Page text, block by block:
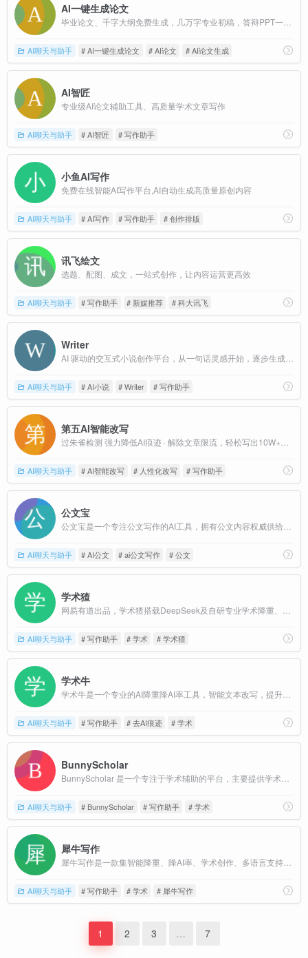
AI一键生成论文
AI聊天与助手 # AI一键生成论文 # AI论文 # AI论文生成
AI智匠
专业级AI论文辅助工具、高质量学术文章写作
AI聊天与助手 # AI智匠 # 写作助手
小鱼AI写作
免费在线智能AI写作平台,AI自动生成高质量原创内容
AI聊天与助手 # AI写作 # 写作助手 # 创作排版
讯飞绘文
选题、配图、成文，一站式创作，让内容运营更高效
AI聊天与助手 # 写作助手 # 新媒推荐 # 科大讯飞
Writer
AI聊天与助手 # AI小说 # Writer # 写作助手
第五AI智能改写
AI聊天与助手 # AI智能改写 # 人性化改写 # 写作助手
公文宝
AI聊天与助手 # AI公文 # ai公文写作 # 公文
学术猹
AI聊天与助手 # 写作助手 # 学术 # 学术猹
学术牛
AI聊天与助手 # 写作助手 # 去AI痕迹 # 学术
BunnyScholar
AI聊天与助手 # BunnyScholar # 写作助手 # 学术
犀牛写作
AI聊天与助手 # 写作助手 # 学术 # 犀牛写作
1 2 3 … 7